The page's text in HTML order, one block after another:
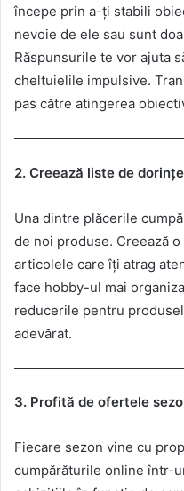
începe prin a-ți stabili
nevoie de ele sau sunt
Răspunsurile te vor ajuta
cheltuielile impulsive.
pas către atingerea
2. Creează liste de
Una dintre plăcerile
de noi produse. Creează
articolele care îți atrag
face hobby-ul mai
reducerile pentru
adevărat.
3. Profită de ofertele
Fiecare sezon vine cu
cumpărăturile online într-